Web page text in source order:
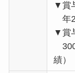
▼賞
年
▼賞
績）